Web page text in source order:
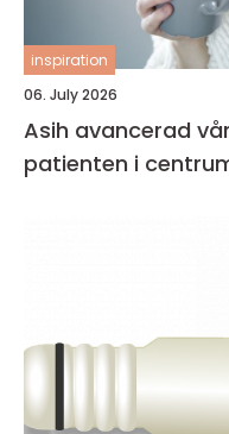
inspiration
06. July 2026
Asih avancerad vård i hemmet med
patienten i